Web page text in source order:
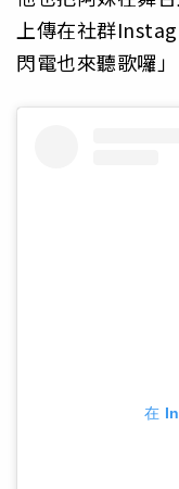
上傳在社群
閃電也來聽歌囉」
在